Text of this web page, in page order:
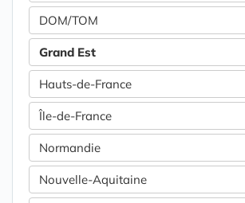
DOM/TOM
Grand Est
Hauts-de-France
Île-de-France
Normandie
Nouvelle-Aquitaine